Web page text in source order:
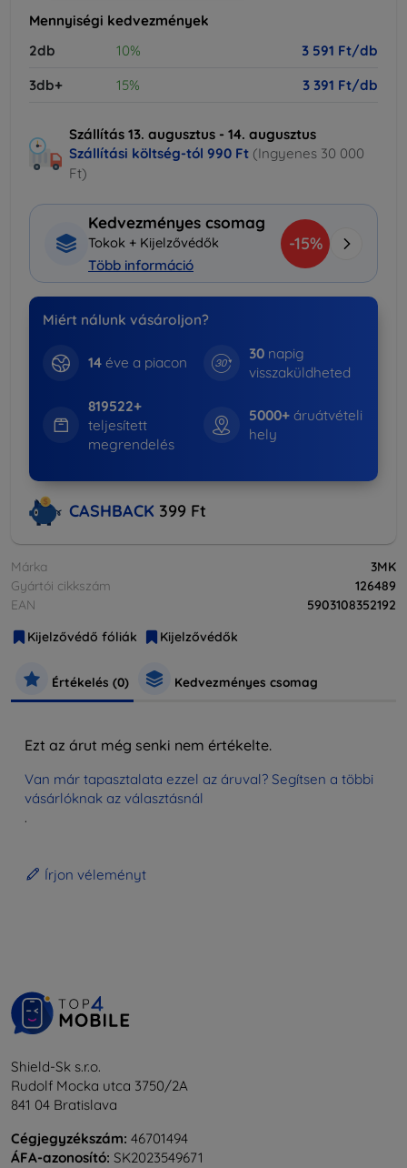
Mennyiségi kedvezmények
2db
10%
3 591 Ft/db
3db+
15% 3 391 Ft/db
Szállítás 13. augusztus - 14. augusztus
Szállítási költség-tól 990 Ft (Ingyenes 30 000
Ft)
Kedvezményes csomag
Tokok + Kijelzővédők
Több információ
-15%
Miért nálunk vásároljon?
14éve a piacon
30 napig
visszaküldheted
819522+
teljesített
megrendelés
5000+ áruátvételi
hely
CASHBACK 399 Ft
Márka
3MK
Gyártói cikkszám
126489
EAN
5903108352192
Kijelzővédő fóliák
Kijelzővédők
Értékelés (0) Kedvezményes csomag
Ezt az árut még senki nem értékelte.
Van már tapasztalata ezzel az áruval? Segítsen a többi
vásárlóknak az választásnál
.
Írjon véleményt
Shield-Sk s.r.o.
Rudolf Mocka utca 3750/2A
841 04 Bratislava
Cégjegyzékszám: 46701494
ÁFA-azonosító: SK2023549671